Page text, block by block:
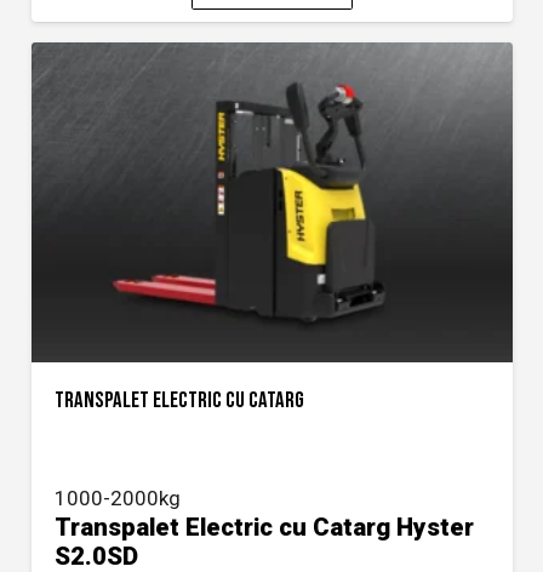
TRANSPALET ELECTRIC CU CATARG
1000-2000kg
Transpalet Electric cu Catarg Hyster
S2.0SD